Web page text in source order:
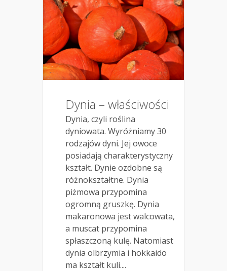
Dynia – właściwości
Dynia, czyli roślina
dyniowata. Wyróżniamy 30
rodzajów dyni. Jej owoce
posiadają charakterystyczny
kształt. Dynie ozdobne są
różnokształtne. Dynia
piżmowa przypomina
ogromną gruszkę. Dynia
makaronowa jest walcowata,
a muscat przypomina
spłaszczoną kulę. Natomiast
dynia olbrzymia i hokkaido
ma kształt kuli....